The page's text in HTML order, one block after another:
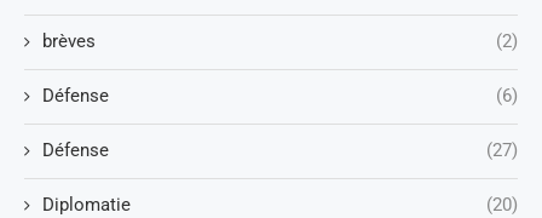
brèves (2)
Défense (6)
Défense (27)
Diplomatie (20)